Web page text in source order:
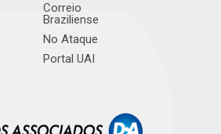
Correio
Braziliense
No Ataque
Portal UAI